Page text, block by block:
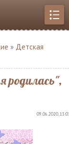
» Детская
09.06.2020,